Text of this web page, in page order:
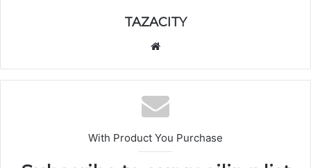
TAZACITY
الوي
ب
With Product You Purchase